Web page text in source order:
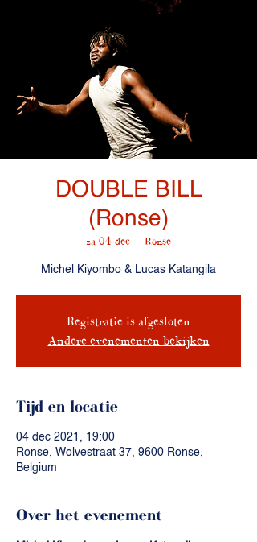
DOUBLE BILL
(Ronse)
za 04 dec Ronse
Michel Kiyombo & Lucas Katangila
Registratie is afgesloten
Andere evenementen bekijken
Tijd en locatie
04 dec 2021, 19:00
Ronse, Wolvestraat 37, 9600 Ronse,
Belgium
Over het evenement